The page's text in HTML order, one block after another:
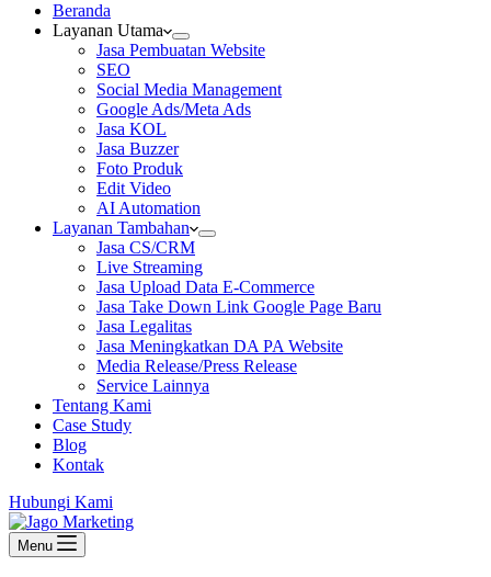
Beranda
Layanan Utama
Jasa Pembuatan Website
SEO
Social Media Management
Google Ads/Meta Ads
Jasa KOL
Jasa Buzzer
Foto Produk
Edit Video
AI Automation
Layanan Tambahan
Jasa CS/CRM
Live Streaming
Jasa Upload Data E-Commerce
Jasa Take Down Link Google Page Baru
Jasa Legalitas
Jasa Meningkatkan DA PA Website
Media Release/Press Release
Service Lainnya
Tentang Kami
Case Study
Blog
Kontak
Hubungi Kami
Menu